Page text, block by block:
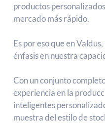
productos
mercado más rápido.
Es por eso que en
énfasis en nuestra
Con un conjunto
experiencia en la
inteligentes
muestra del estilo de